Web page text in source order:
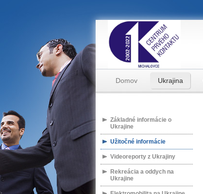
Domov Ukrajina
Základné informácie o
Ukrajine
Užitočné informácie
Videoreporty z Ukrajiny
Rekreácia a oddych na
Ukrajine